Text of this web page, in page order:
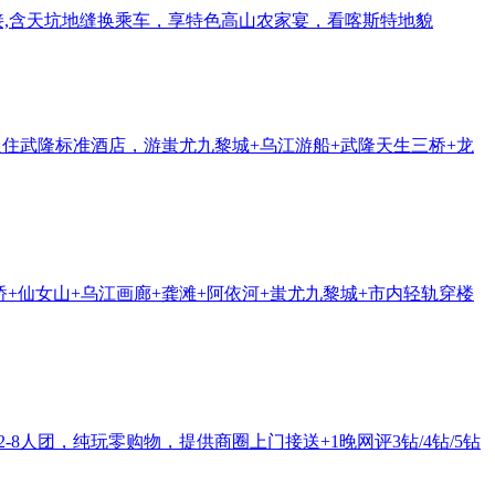
天坑地缝换乘车，享特色高山农家宴，看喀斯特地貌
武隆标准酒店，游蚩尤九黎城+乌江游船+武隆天生三桥+龙
仙女山+乌江画廊+龚滩+阿依河+蚩尤九黎城+市内轻轨穿楼
8人团，纯玩零购物，提供商圈上门接送+1晚网评3钻/4钻/5钻